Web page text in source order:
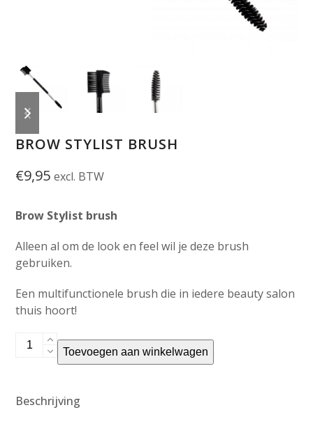
previous
slide
next
slide
BROW STYLIST BRUSH
€9,95 excl. BTW
Brow Stylist brush
Alleen al om de look en feel wil je deze brush
gebruiken.
Een multifunctionele brush die in iedere beauty salon
thuis hoort!
Brow
Toevoegen aan winkelwagen
Beschrijving